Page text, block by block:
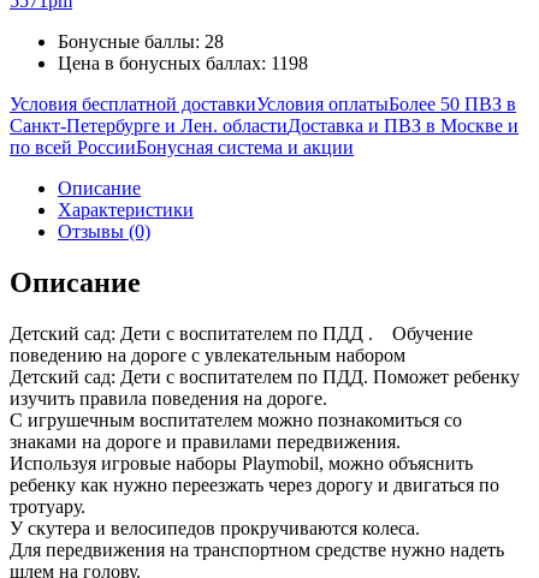
Бонусные баллы: 28
Цена в бонусных баллах: 1198
Условия бесплатной доставкиУсловия оплатыБолее 50 ПВЗ в
Санкт-Петербурге и Лен. областиДоставка и ПВЗ в Москве и
по всей РоссииБонусная система и акции
Описание
Характеристики
Отзывы (0)
Описание
Детский сад: Дети с воспитателем по ПДД . Обучение
поведению на дороге с увлекательным набором
Детский сад: Дети с воспитателем по ПДД. Поможет ребенку
изучить правила поведения на дороге.
С игрушечным воспитателем можно познакомиться со
знаками на дороге и правилами передвижения.
Используя игровые наборы Playmobil, можно объяснить
ребенку как нужно переезжать через дорогу и двигаться по
тротуару.
У скутера и велосипедов прокручиваются колеса.
Для передвижения на транспортном средстве нужно надеть
шлем на голову.